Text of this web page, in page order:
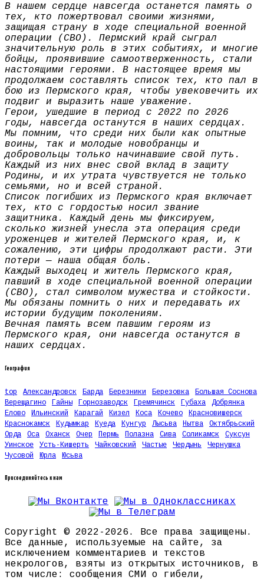
В нашем сердце навсегда останется память о
тех, кто пожертвовал своими жизнями,
защищая страну в ходе специальной военной
операции (СВО). Пермский край сыграл
значительную роль в этих событиях, и многие
бойцы, проявившие самоотверженность, стали
настоящими героями. В настоящее время мы
продолжаем составлять список тех, кто пал в
бою из Пермского края, чтобы увековечить их
подвиг и выразить наше уважение.
Герои, ушедшие в период с 2022 по 2026
годы, навсегда останутся в наших сердцах.
Мы помним, что среди них были как опытные
воины, так и молодые новобранцы и
добровольцы только начинавшие свой путь.
Каждый из них внес свой вклад в защиту
Родины, и их утрата чувствуется не только
семьями, но и всей страной.
Список погибших из Пермского края включает
тех, кто с гордостью носил звание
защитника. Каждый день мы фиксируем,
сколько жизней унесла эта операция среди
уроженцев и жителей Пермского края, и, к
сожалению, эти цифры продолжают расти. Эти
потери — наша общая боль.
Каждый выходец и житель Пермского края,
павший в ходе специальной военной операции
(СВО), стал символом мужества и стойкости.
Мы обязаны помнить о них и передавать их
истории будущим поколениям.
Вечная память всем павшим героям из
Пермского края, они навсегда останутся в
наших сердцах.
География
top Александровск Барда Березники Березовка
Большая Соснова
Верещагино
Гайны Горнозаводск Гремячинск Губаха
Добрянка
Елово
Ильинский Карагай Кизел Коса Кочево
Красновишерск
Краснокамск
Кудымкар Куеда Кунгур Лысьва Нытва
Октябрьский
Орда
Оса Оханск Очер Пермь Полазна Сива Соликамск
Суксун
Уинское
Усть-Кишерть Чайковский Частые Чердынь
Чернушка
Чусовой
Юрла Юсьва
Присоединяйтесь к нам
Copyright © 2022-2026. Все права защищены.
Все данные, используемые на сайте, за
исключением комментариев и текстов
некрологов, взяты из открытых источников, в
том числе: сообщения СМИ о гибели,